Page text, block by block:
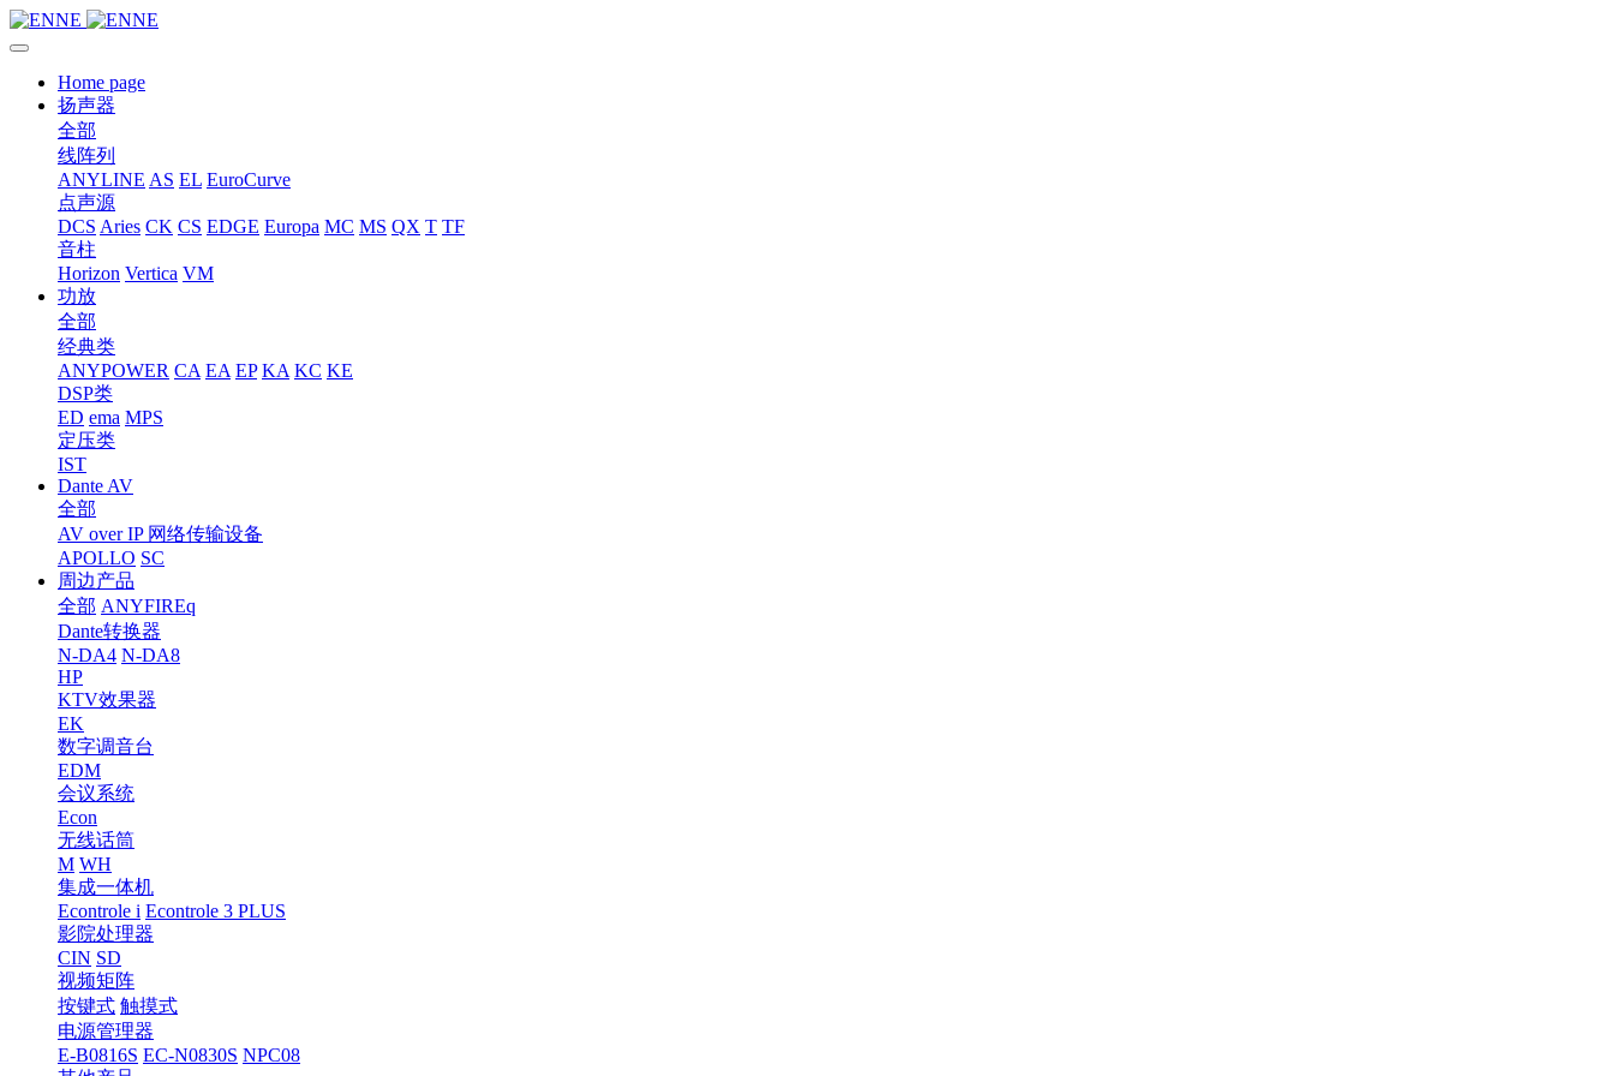
Home page
扬声器
全部
线阵列
ANYLINE AS EL EuroCurve
点声源
DCS Aries CK CS EDGE Europa MC MS QX T TF
音柱
Horizon Vertica VM
功放
全部
经典类
ANYPOWER CA EA EP KA KC KE
DSP类
ED ema MPS
定压类
IST
Dante AV
全部
AV over IP 网络传输设备
APOLLO SC
周边产品
全部 ANYFIREq
Dante转换器
N-DA4 N-DA8
HP
KTV效果器
EK
数字调音台
EDM
会议系统
Econ
无线话筒
M WH
集成一体机
Econtrole i Econtrole 3 PLUS
影院处理器
CIN SD
视频矩阵
按键式 触摸式
电源管理器
E-B0816S EC-N0830S NPC08